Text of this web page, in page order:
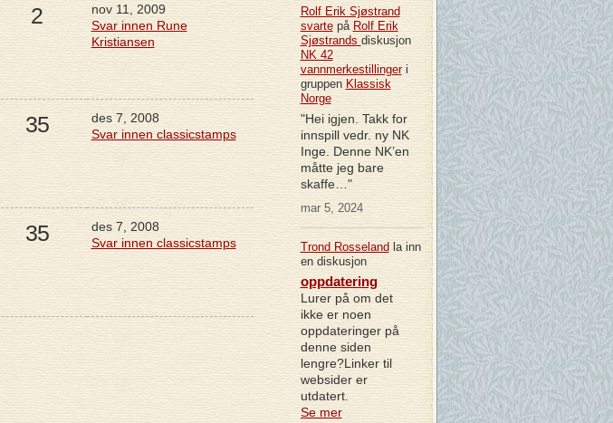
2
nov 11, 2009
Svar innen Rune
Kristiansen
35
des 7, 2008
Svar innen classicstamps
35
des 7, 2008
Svar innen classicstamps
Rolf Erik Sjøstrand
svartepå Rolf Erik
Sjøstrands diskusjon
NK 42
vannmerkestillingeri
gruppen Klassisk
Norge
"Hei igjen. Takk for
innspill vedr. ny NK
Inge. Denne NK’en
måtte jeg bare
skaffe…"
mar 5, 2024
Trond Rosseland la inn
en diskusjon
oppdatering
Lurer på om det
ikke er noen
oppdateringer på
denne siden
lengre?Linker til
websider er
utdatert.
Se mer